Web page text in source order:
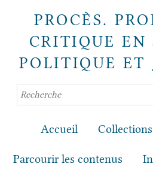
PROCÈS.
CRITIQUE EN
POLITIQUE ET
Accueil Collections
Parcourir les contenus